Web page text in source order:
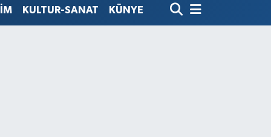
%0.19
KULTUR-SANAT KÜNYE